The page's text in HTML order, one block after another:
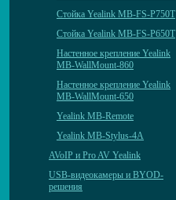
Стойка Yealink MB-FS-P750T
Стойка Yealink MB-FS-P650T
Настенное крепление Yealink
MB-WallMount-860
Настенное крепление Yealink
MB-WallMount-650
Yealink MB-Remote
Yealink MB-Stylus-4A
AVoIP и Pro AV Yealink
USB-видеокамеры и BYOD-
решения